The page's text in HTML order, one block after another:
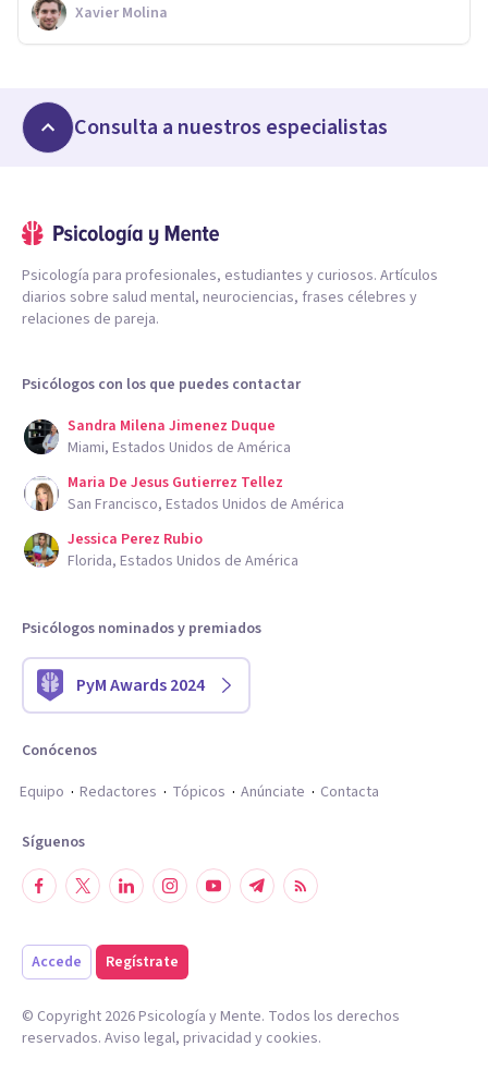
Xavier Molina
Consulta a nuestros especialistas
Psicología para profesionales, estudiantes y curiosos. Artículos
diarios sobre salud mental, neurociencias, frases célebres y
relaciones de pareja.
Psicólogos con los que puedes contactar
Sandra Milena Jimenez Duque
Miami, Estados Unidos de América
Maria De Jesus Gutierrez Tellez
San Francisco, Estados Unidos de América
Jessica Perez Rubio
Florida, Estados Unidos de América
Psicólogos nominados y premiados
PyM Awards 2024
Conócenos
Equipo
Redactores Tópicos Anúnciate Contacta
Síguenos
Accede Regístrate
© Copyright 2026Psicología y Mente. Todos los derechos
reservados. Aviso legal, privacidad y cookies.